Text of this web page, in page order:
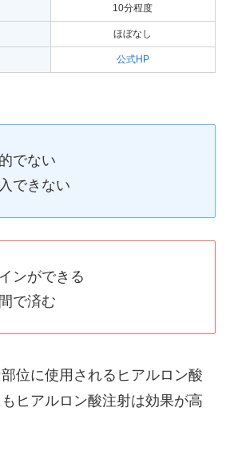
10分程度
ほぼなし
公式HP
でない
できない
ンができる
で済む
位に使用されるヒアルロン酸
ヒアルロン酸注射は効果が高